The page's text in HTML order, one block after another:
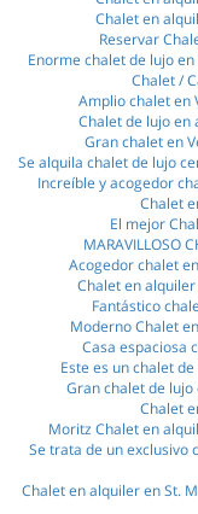
Chalet en
Reservar
Enorme chalet de lujo
Chalet /
Amplio chalet en
Chalet de lujo en
Gran chalet en
Se alquila chalet de lujo
Increíble y acogedor
Chalet
El mejor
MARAVILLOSO
Acogedor chalet
Chalet en alquiler
Fantástico
Moderno Chalet
Casa espaciosa
Este es un chalet
Gran chalet de lujo
Chalet
Moritz Chalet en
Se trata de un exclusivo
Chalet en alquiler en St.